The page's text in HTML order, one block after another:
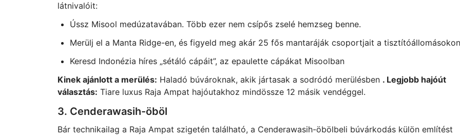
látnivalóit:
Ússz Misool medúzatavában. Több ezer nem csípős zselé hemzseg benne.
Merülj el a Manta Ridge-en, és figyeld meg akár 25 fős mantaráják csoportjait a tisztítóállomásokon
Keresd Indonézia híres „sétáló cápáit”, az epaulette cápákat Misoolban
Kinek ajánlott a merülés: Haladó búvároknak, akik jártasak a sodródó merülésben . Legjobb hajóút
választás: Tiare luxus Raja Ampat hajóutakhoz mindössze 12 másik vendéggel.
3. Cenderawasih-öböl
Bár technikailag a Raja Ampat szigetén található, a Cenderawasih-öbölbeli búvárkodás külön említést